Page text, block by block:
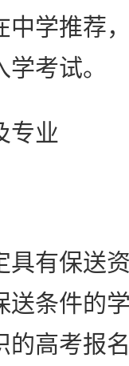
中学推荐
考试。
业
有保送资
送条件的
的高考报